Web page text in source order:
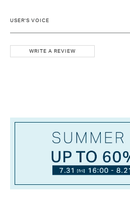
USER'S VOICE
WRITE A REVIEW